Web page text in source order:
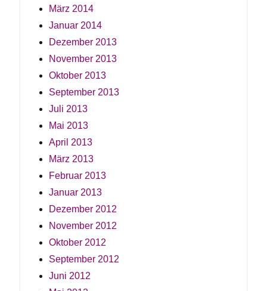
März 2014
Januar 2014
Dezember 2013
November 2013
Oktober 2013
September 2013
Juli 2013
Mai 2013
April 2013
März 2013
Februar 2013
Januar 2013
Dezember 2012
November 2012
Oktober 2012
September 2012
Juni 2012